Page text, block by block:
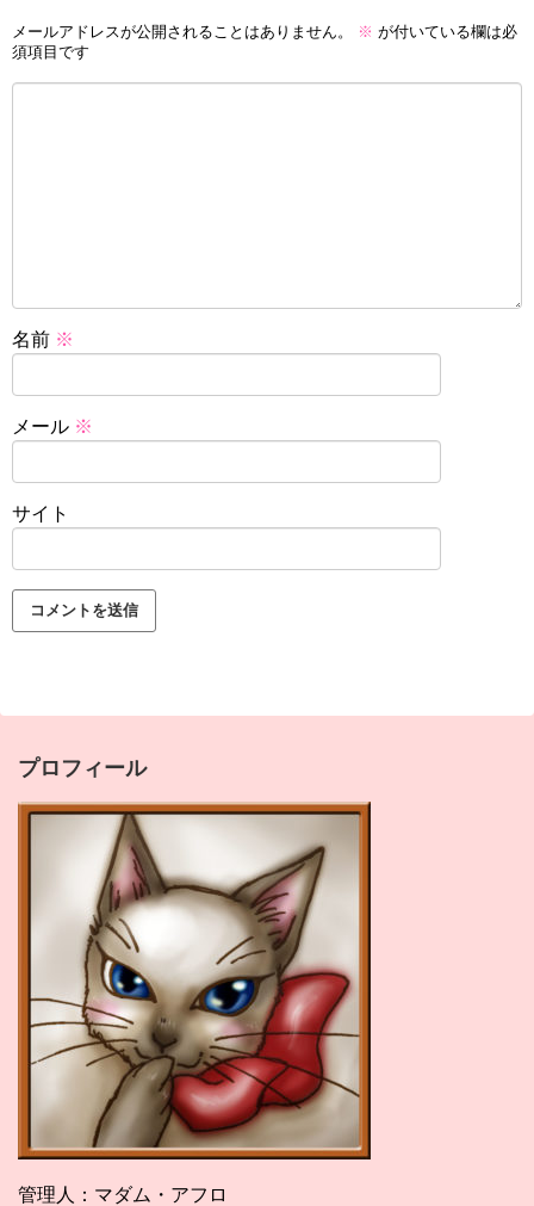
メールアドレスが公開されることはありません。 ※ が付いている欄は必
須項目です
名前 ※
メール ※
サイト
プロフィール
管理人：マダム・アフロ